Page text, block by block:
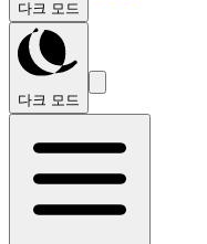
다크 모드
다크 모드